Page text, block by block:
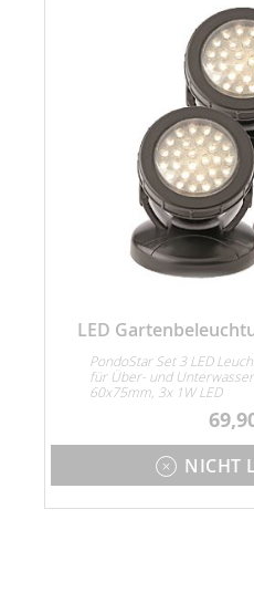
LED
PondoStar Set 3 LED
für Über- und
60x75mm, 3x 1W LED
NICHT